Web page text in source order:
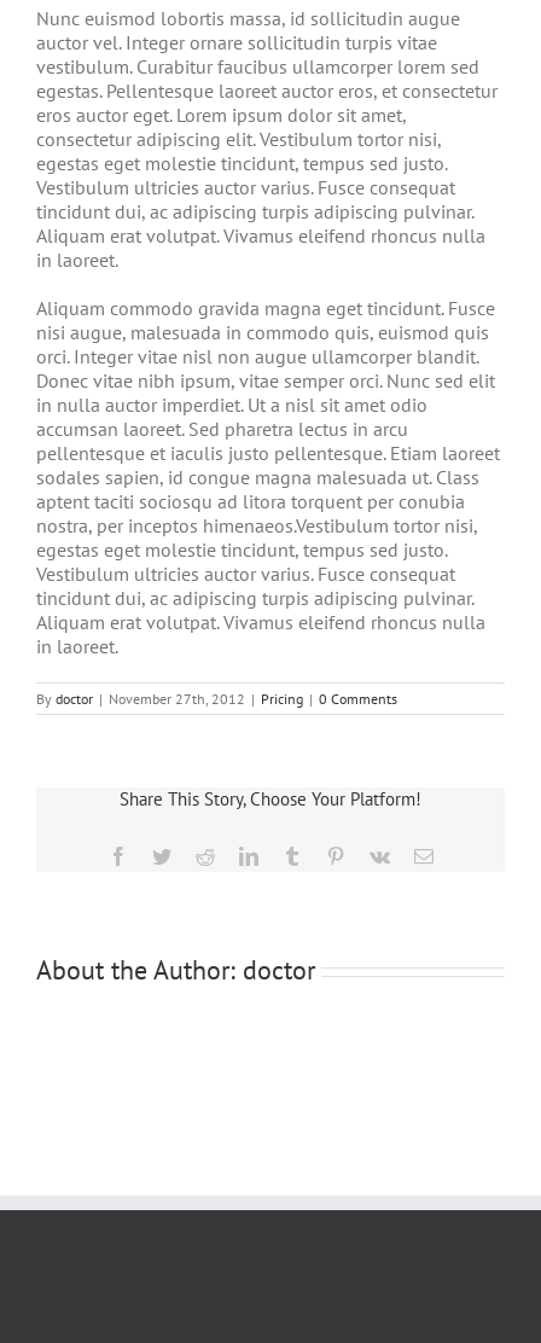
Nunc euismod lobortis massa, id sollicitudin augue
auctor vel. Integer ornare sollicitudin turpis vitae
vestibulum. Curabitur faucibus ullamcorper lorem sed
egestas. Pellentesque laoreet auctor eros, et consectetur
eros auctor eget. Lorem ipsum dolor sit amet,
consectetur adipiscing elit. Vestibulum tortor nisi,
egestas eget molestie tincidunt, tempus sed justo.
Vestibulum ultricies auctor varius. Fusce consequat
tincidunt dui, ac adipiscing turpis adipiscing pulvinar.
Aliquam erat volutpat. Vivamus eleifend rhoncus nulla
in laoreet.
Aliquam commodo gravida magna eget tincidunt. Fusce
nisi augue, malesuada in commodo quis, euismod quis
orci. Integer vitae nisl non augue ullamcorper blandit.
Donec vitae nibh ipsum, vitae semper orci. Nunc sed elit
in nulla auctor imperdiet. Ut a nisl sit amet odio
accumsan laoreet. Sed pharetra lectus in arcu
pellentesque et iaculis justo pellentesque. Etiam laoreet
sodales sapien, id congue magna malesuada ut. Class
aptent taciti sociosqu ad litora torquent per conubia
nostra, per inceptos himenaeos.Vestibulum tortor nisi,
egestas eget molestie tincidunt, tempus sed justo.
Vestibulum ultricies auctor varius. Fusce consequat
tincidunt dui, ac adipiscing turpis adipiscing pulvinar.
Aliquam erat volutpat. Vivamus eleifend rhoncus nulla
in laoreet.
By doctor | November 27th, 2012 | Pricing | 0 Comments
Share This Story, Choose Your Platform!
Facebook
TwitterRedditLinkedInTumblr Pinterest
Vk Email
About the Author: doctor